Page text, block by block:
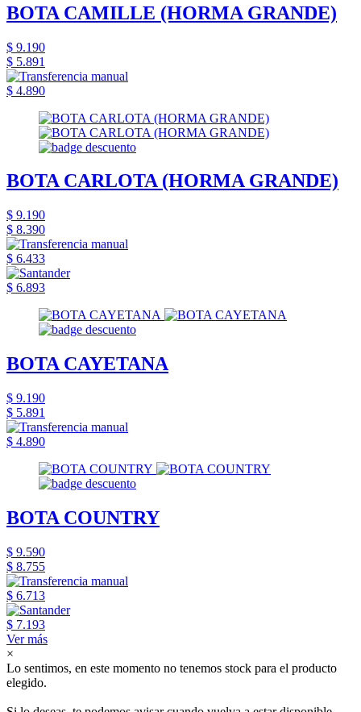
BOTA CAMILLE (HORMA GRANDE)
$ 9.190
$ 5.891
$ 4.890
BOTA CARLOTA (HORMA GRANDE)
$ 9.190
$ 8.390
$ 6.433
$ 6.893
BOTA CAYETANA
$ 9.190
$ 5.891
$ 4.890
BOTA COUNTRY
$ 9.590
$ 8.755
$ 6.713
$ 7.193
Ver más
×
Lo sentimos, en este momento no tenemos stock para el producto
elegido.